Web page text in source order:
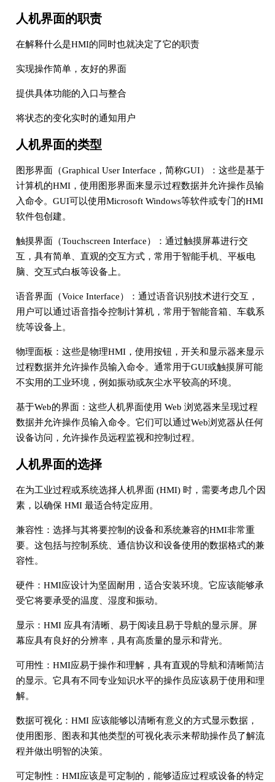
人机界面的职责
在解释什么是HMI的同时也就决定了它的职责
实现操作简单，友好的界面
提供具体功能的入口与整合
将状态的变化实时的通知用户
人机界面的类型
图形界面（Graphical User Interface，简称GUI）：这些是基于
计算机的HMI，使用图形界面来显示过程数据并允许操作员输
入命令。GUI可以使用Microsoft Windows等软件或专门的HMI
软件包创建。
触摸界面（Touchscreen Interface）：通过触摸屏幕进行交
互，具有简单、直观的交互方式，常用于智能手机、平板电
脑、交互式白板等设备上。
语音界面（Voice Interface）：通过语音识别技术进行交互，
用户可以通过语音指令控制计算机，常用于智能音箱、车载系
统等设备上。
物理面板：这些是物理HMI，使用按钮，开关和显示器来显示
过程数据并允许操作员输入命令。通常用于GUI或触摸屏可能
不实用的工业环境，例如振动或灰尘水平较高的环境。
基于Web的界面：这些人机界面使用 Web 浏览器来呈现过程
数据并允许操作员输入命令。它们可以通过Web浏览器从任何
设备访问，允许操作员远程监视和控制过程。
人机界面的选择
在为工业过程或系统选择人机界面 (HMI) 时，需要考虑几个因
素，以确保 HMI 最适合特定应用。
兼容性：选择与其将要控制的设备和系统兼容的HMI非常重
要。这包括与控制系统、通信协议和设备使用的数据格式的兼
容性。
硬件：HMI应设计为坚固耐用，适合安装环境。它应该能够承
受它将要承受的温度、湿度和振动。
显示：HMI 应具有清晰、易于阅读且易于导航的显示屏。屏
幕应具有良好的分辨率，具有高质量的显示和背光。
可用性：HMI应易于操作和理解，具有直观的导航和清晰简洁
的显示。它具有不同专业知识水平的操作员应该易于使用和理
解。
数据可视化：HMI 应该能够以清晰有意义的方式显示数据，
使用图形、图表和其他类型的可视化表示来帮助操作员了解流
程并做出明智的决策。
可定制性：HMI应该是可定制的，能够适应过程或设备的特定